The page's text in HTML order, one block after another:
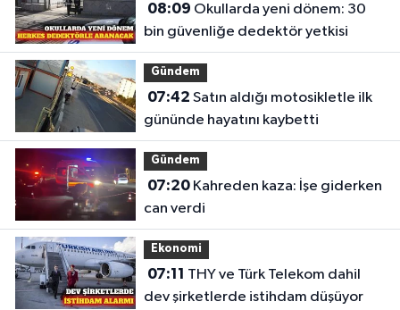
08:09
bin güvenliğe dedektör yetkisi
Gündem
07:42
gününde hayatını kaybetti
Gündem
07:20Kahreden kaza: İşe giderken
can verdi
Ekonomi
07:11
dev şirketlerde istihdam düşüyor